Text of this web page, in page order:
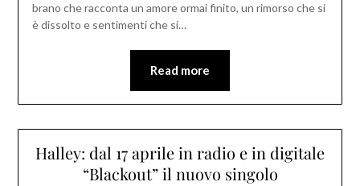
brano che racconta un amore ormai finito, un rimorso che si
è dissolto e sentimenti che si…
Read more
Halley: dal 17 aprile in radio e in digitale
“Blackout” il nuovo singolo